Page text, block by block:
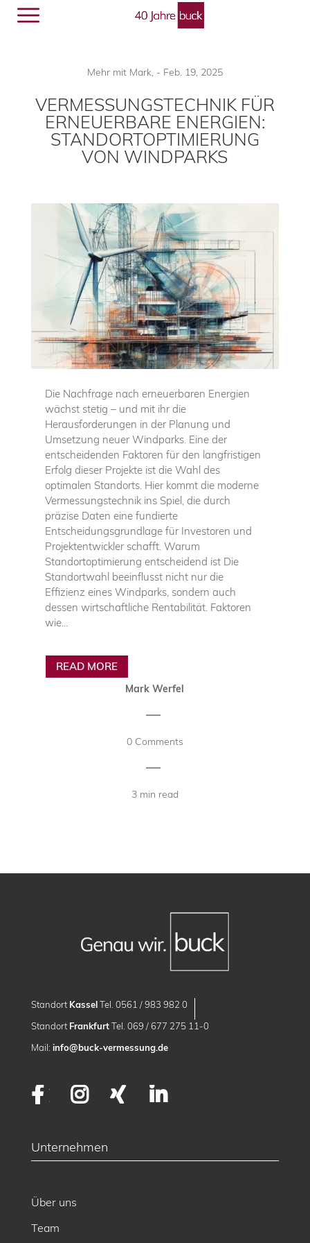
Mehr mit Mark, - Feb. 19, 2025
VERMESSUNGSTECHNIK FÜR
ERNEUERBARE ENERGIEN:
STANDORTOPTIMIERUNG
VON WINDPARKS
Die Nachfrage nach erneuerbaren Energien
wächst stetig – und mit ihr die
Herausforderungen in der Planung und
Umsetzung neuer Windparks. Eine der
entscheidenden Faktoren für den langfristigen
Erfolg dieser Projekte ist die Wahl des
optimalen Standorts. Hier kommt die moderne
Vermessungstechnik ins Spiel, die durch
präzise Daten eine fundierte
Entscheidungsgrundlage für Investoren und
Projektentwickler schafft. Warum
Standortoptimierung entscheidend ist Die
Standortwahl beeinflusst nicht nur die
Effizienz eines Windparks, sondern auch
dessen wirtschaftliche Rentabilität. Faktoren
wie...
READ MORE
Mark Werfel
|
0 Comments
|
3 min read
Standort KasselTel. 0561 / 983 982 0
Standort FrankfurtTel. 069 / 677 275 11-0
Mail: info@buck-vermessung.de
FacebookInstagram
XING
Unternehmen
Über uns
Team